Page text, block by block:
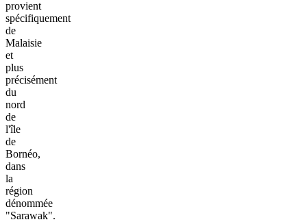
provient
spécifiquement
de
Malaisie
et
plus
précisément
du
nord
de
l'île
de
Bornéo,
dans
la
région
dénommée
"Sarawak".